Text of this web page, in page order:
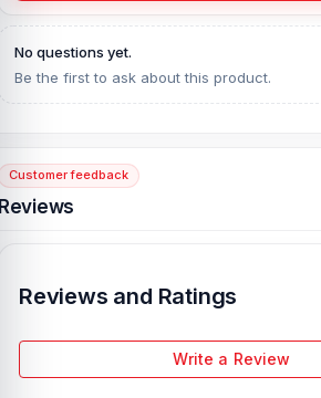
No questions yet.
Be the first to ask about this product.
Customer feedback
Reviews and Ratings
Write a Review